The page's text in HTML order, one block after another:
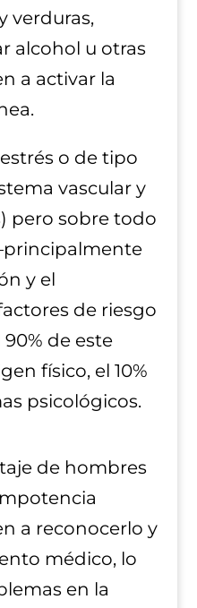
verduras,
alcohol u otras
a activar la
o de tipo
vascular y
pero sobre todo
y el
de riesgo
de este
físico, el 10%
psicológicos.
de hombres
a reconocerlo y
médico, lo
en la